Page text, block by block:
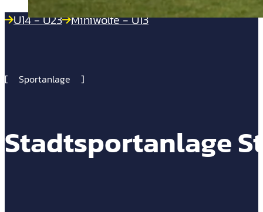
U14 - U23 Miniwölfe - U13
Sportanlage
Stadtsportanlage